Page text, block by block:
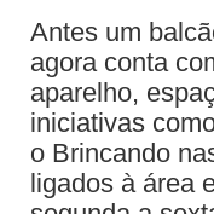
Antes um
agora conta
aparelho,
iniciativas
o Brincando
ligados à área